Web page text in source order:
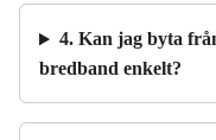
4. Kan jag byta
bredband enkelt?